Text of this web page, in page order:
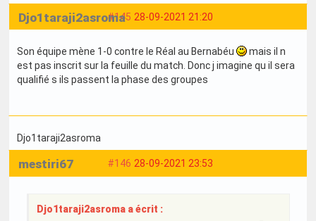
#145 28-09-2021 21:20
Djo1taraji2asroma
Son équipe mène 1-0 contre le Réal au Bernabéu
mais il n
est pas inscrit sur la feuille du match. Donc j imagine qu il sera
qualifié s ils passent la phase des groupes
Djo1taraji2asroma
#146 28-09-2021 23:53
mestiri67
Djo1taraji2asroma a écrit :